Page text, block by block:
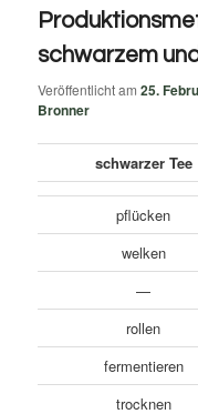
schwarzem
Veröffentlicht am25.
Bronner
schwarzer Tee
pflücken
welken
—
rollen
fermentieren
trocknen